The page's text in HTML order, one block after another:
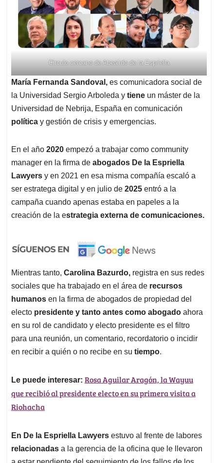
Circulo cercano de Abealrdo de la Espriella
María Fernanda Sandoval, es comunicadora social de
la Universidad Sergio Arboleda y tiene un máster de la
Universidad de Nebrija, España en comunicación
política y gestión de crisis y emergencias.
En el año 2020 empezó a trabajar como community
manager en la firma de abogados De la Espriella
Lawyers y en 2021 en esa misma compañía escaló a
ser estratega digital y en julio de 2025 entró a la
campaña cuando apenas estaba en papeles a la
creación de la estrategia externa de comunicaciones.
Mientras tanto, Carolina Bazurdo, registra en sus redes
sociales que ha trabajado en el área de recursos
humanos en la firma de abogados de propiedad del
electo presidente y tanto antes como abogado ahora
en su rol de candidato y electo presidente es el filtro
para una reunión, un comentario, recordatorio o incidir
en recibir a quién o no recibe en su tiempo.
Le puede interesar: Rosa Aguilar Aragón, la Wayuu
que recibió al presidente electo en su primera visita a
Riohacha
En De la Espriella Lawyers estuvo al frente de labores
relacionadas a la gerencia de la oficina que le llevaron